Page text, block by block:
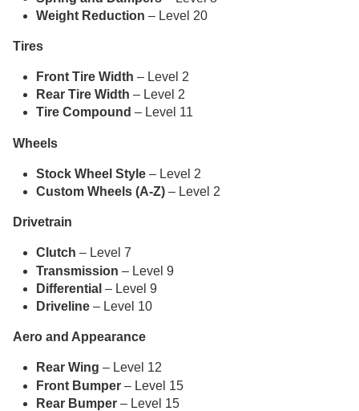
Weight Reduction – Level 20
Tires
Front Tire Width – Level 2
Rear Tire Width – Level 2
Tire Compound – Level 11
Wheels
Stock Wheel Style– Level 2
Custom Wheels (A-Z) – Level 2
Drivetrain
Clutch– Level 7
Transmission – Level 9
Differential – Level 9
Driveline– Level 10
Aero and Appearance
Rear Wing – Level 12
Front Bumper – Level 15
Rear Bumper – Level 15